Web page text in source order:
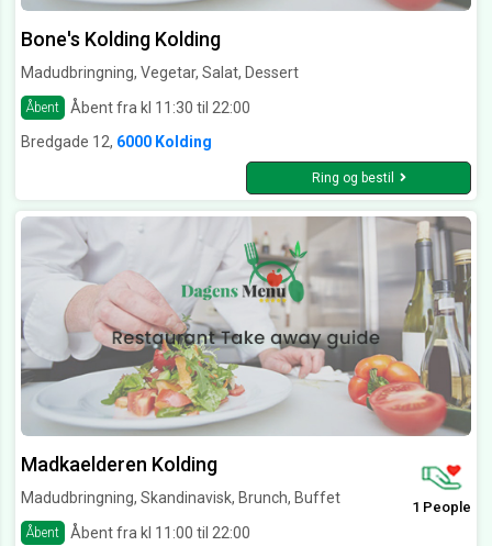
Bone's Kolding Kolding
Madudbringning, Vegetar, Salat, Dessert
Åbent
Åbent fra kl 11:30 til 22:00
Bredgade 12, 6000 Kolding
Ring og bestil
Madkaelderen Kolding
Madudbringning, Skandinavisk, Brunch, Buffet
Åbent Åbent fra kl 11:00 til 22:00
1 People